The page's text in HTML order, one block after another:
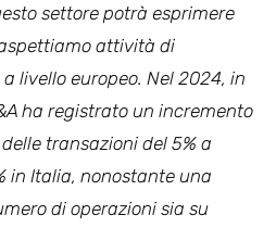
settore potrà esprimere
attività di
livello europeo. Nel 2024, in
ha registrato un incremento
transazioni del 5% a
in Italia, nonostante una
di operazioni sia su